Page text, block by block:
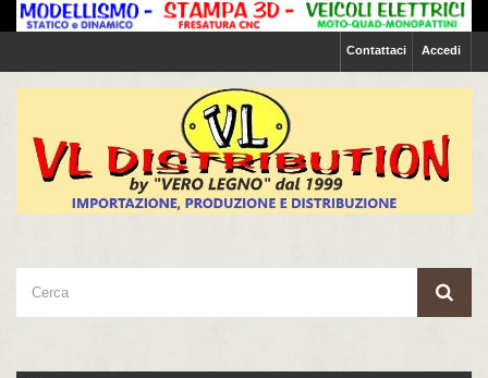
Accedi
Contattaci